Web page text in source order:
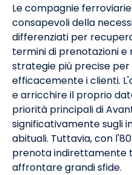
Le compagnie
consapevoli della
differenziati per
termini di prenotazioni
strategie più precise
efficacemente i clienti.
e arricchire il proprio
priorità principali di
significativamente sugli
abituali. Tuttavia, con
prenota indirettamente
affrontare grandi sfide.